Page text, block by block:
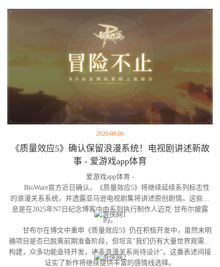
2026-08-06
《质量效应5》确认保留浪漫系统！电视剧讲述新故
事 - 爱游戏app体育
爱游戏app体育 -
BioWare官方近日确认，《质量效应5》将继续延续系列标志性
的浪漫关系系统，并透露亚马逊电视剧集将讲述原创剧情。这些消
息是在2025年N7日纪念博客中由系列执行制作人迈克·甘布尔披露
的。
甘布尔在博文中重申《质量效应5》仍在积极开发中，虽然未明
确项目是否已脱离前期准备阶段，但坦言"我们仍有大量世界观需要
构建，众多功能亟待开发，诸多浪漫关系尚待设计"。这番表述间接
证实了新作将继续提供丰富的感情线选择。